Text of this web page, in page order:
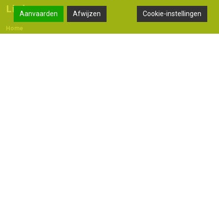
Links
Home
Aanvaarden Afwijzen Cookie-instellingen